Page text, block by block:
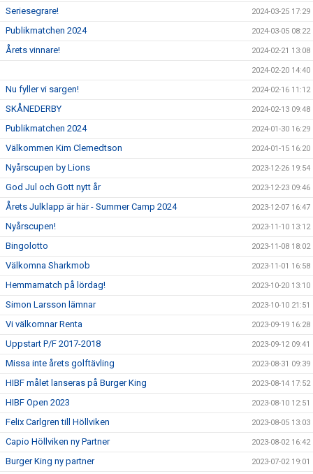
Seriesegrare! 2024-03-25 17:29
Publikmatchen 2024 2024-03-05 08:22
Årets vinnare! 2024-02-21 13:08
2024-02-20 14:40
Nu fyller vi sargen! 2024-02-16 11:12
SKÅNEDERBY 2024-02-13 09:48
Publikmatchen 2024 2024-01-30 16:29
Välkommen Kim Clemedtson 2024-01-15 16:20
Nyårscupen by Lions 2023-12-26 19:54
God Jul och Gott nytt år 2023-12-23 09:46
Årets Julklapp är här - Summer Camp 2024 2023-12-07 16:47
Nyårscupen! 2023-11-10 13:12
Bingolotto 2023-11-08 18:02
Välkomna Sharkmob 2023-11-01 16:58
Hemmamatch på lördag! 2023-10-20 13:10
Simon Larsson lämnar 2023-10-10 21:51
Vi välkomnar Renta 2023-09-19 16:28
Uppstart P/F 2017-2018 2023-09-12 09:41
Missa inte årets golftävling 2023-08-31 09:39
HIBF målet lanseras på Burger King 2023-08-14 17:52
HIBF Open 2023 2023-08-10 12:51
Felix Carlgren till Höllviken 2023-08-05 13:03
Capio Höllviken ny Partner 2023-08-02 16:42
Burger King ny partner 2023-07-02 19:01